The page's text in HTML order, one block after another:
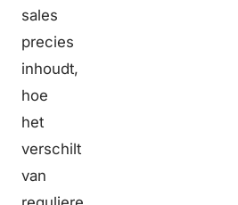
sales
precies
inhoudt,
hoe
het
verschilt
van